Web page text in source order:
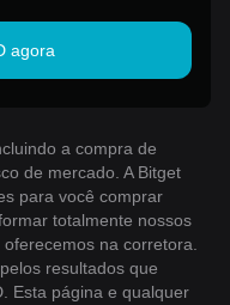
agora
a compra de
de mercado. A Bitget
para você comprar
totalmente nossos
na corretora.
resultados que
Esta página e qualquer